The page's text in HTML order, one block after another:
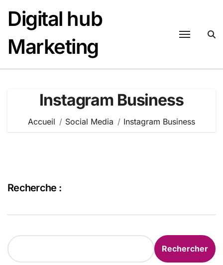
contenu
Digital hub
Marketing
Instagram Business
Accueil Social Media Instagram Business
Recherche :
Rechercher
Rechercher